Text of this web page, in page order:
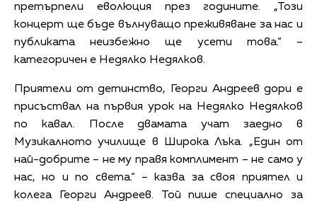
претърпели еволюция през годините. „Този
концерт ще бъде вълнуващо преживяване за нас и
публиката неизбежно ще усети това.“ –
категоричен е Недялко Недялков.
Приятели от детинство, Георги Андреев дори е
присъствал на първия урок на Недялко Недялков
по кавал. После двамата учат заедно в
Музикалното училище в Широка Лъка. „Един от
най-добрите – не му правя комплимент – не само у
нас, но и по света.“ – казва за своя приятел и
колега Георги Андреев. Той пише специално за